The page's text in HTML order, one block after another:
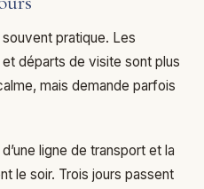
pratique. Les
départs de visite sont plus
mais demande parfois
ligne de transport et la
le soir. Trois jours passent